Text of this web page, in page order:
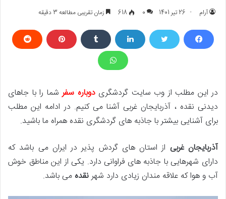
آرام 26 تیر 1401 0
618 زمان تقریبی مطالعه 3 دقیقه
در این مطلب از وب سایت گردشگریدوباره سفرشما را با جاهای
دیدنی نقده ، آذربایجان غربی آشنا می کنیم. در ادامه این مطلب
برای آشنایی بیشتر با جاذبه های گردشگری نقده همراه ما باشید.
آذربایجان غربی از استان های گردش پذیر در ایران می باشد که
دارای شهرهایی با جاذبه های فراوانی دارد. یکی از این مناطق خوش
آب و هوا که علاقه مندان زیادی دارد شهرنقده می باشد.